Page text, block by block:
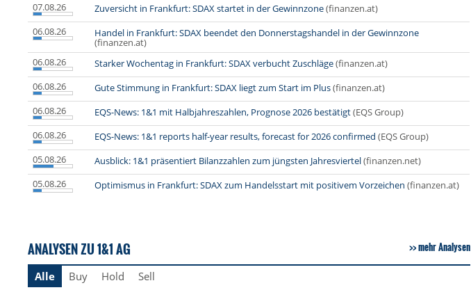
07.08.26 Zuversicht in Frankfurt: SDAX startet in der Gewinnzone(finanzen.at)
06.08.26
Handel in Frankfurt: SDAX beendet den Donnerstagshandel in der Gewinnzone
(finanzen.at)
06.08.26
Starker Wochentag in Frankfurt: SDAX verbucht Zuschläge(finanzen.at)
06.08.26
Gute Stimmung in Frankfurt: SDAX liegt zum Start im Plus(finanzen.at)
06.08.26
EQS-News: 1&1 mit Halbjahreszahlen, Prognose 2026 bestätigt(EQS Group)
06.08.26
EQS-News: 1&1 reports half-year results, forecast for 2026 confirmed (EQS Group)
05.08.26
Ausblick: 1&1 präsentiert Bilanzzahlen zum jüngsten Jahresviertel(finanzen.net)
05.08.26
Optimismus in Frankfurt: SDAX zum Handelsstart mit positivem Vorzeichen (finanzen.at)
ANALYSEN ZU 1&1 AG mehr Analysen
Alle Buy Hold Sell